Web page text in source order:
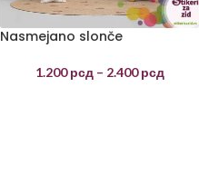
Nasmejano slonče
1.200рсд – 2.400рсд